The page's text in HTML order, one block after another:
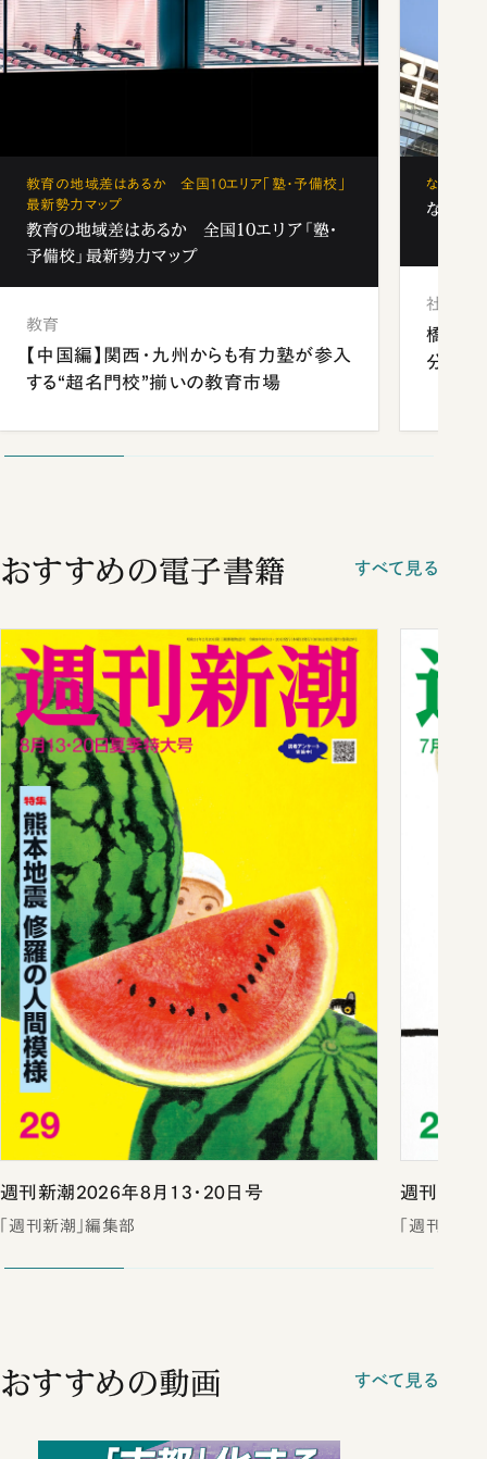
教育の地域差はあるか 全国10エリア「塾・予備校」
最新勢力マップ
教育の地域差はあるか 全国10エリア「塾・
予備校」最新勢力マップ
教育
【中国編】関西・九州からも有力塾が参入
する“超名門校”揃いの教育市場
なぜ「フ
なぜ「
社会
橋本愛
分 佐
おすすめの電子書籍 すべて見る
週刊新潮2026年8月13・20日号
「週刊新潮」編集部
週刊新潮
「週刊新潮
おすすめの動画 すべて見る